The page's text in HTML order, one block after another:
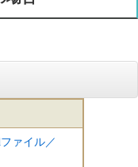
ァイル／